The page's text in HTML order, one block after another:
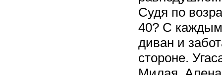
Судя по
40? С
диван и
стороне.